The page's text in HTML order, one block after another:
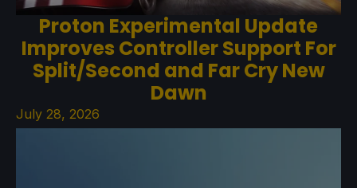
Proton Experimental Update
Improves Controller Support For
Split/Second and Far Cry New
Dawn
July 28, 2026